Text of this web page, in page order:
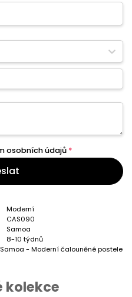
osobních údajů *
Moderní
CAS090
Samoa
8-10 týdnů
Samoa - Moderní čalouněné postele
kolekce